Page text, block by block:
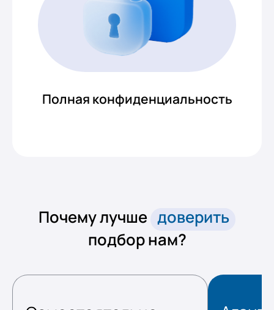
Полная конфиденциальность
Почему лучше доверить
подбор нам?